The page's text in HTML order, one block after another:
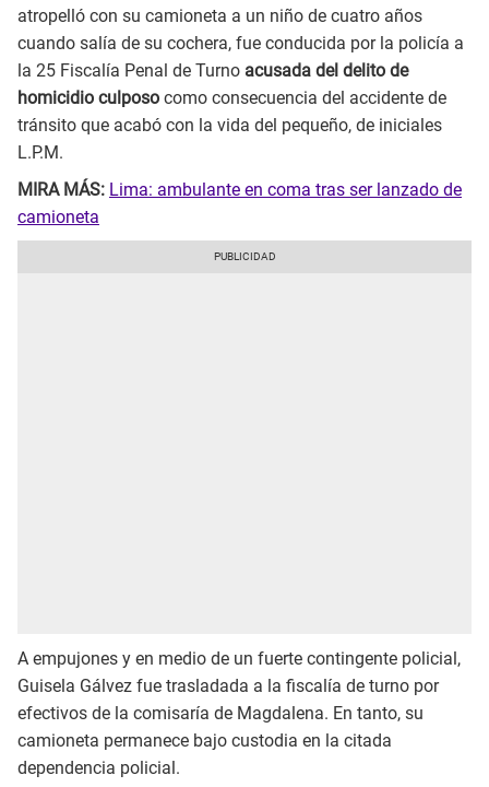
atropelló con su camioneta a un niño de cuatro años
cuando salía de su cochera, fue conducida por la policía a
la 25 Fiscalía Penal de Turno acusada del delito de
homicidio culposo como consecuencia del accidente de
tránsito que acabó con la vida del pequeño, de iniciales
L.P.M.
MIRA MÁS: Lima: ambulante en coma tras ser lanzado de
camioneta
A empujones y en medio de un fuerte contingente policial,
Guisela Gálvez fue trasladada a la fiscalía de turno por
efectivos de la comisaría de Magdalena. En tanto, su
camioneta permanece bajo custodia en la citada
dependencia policial.